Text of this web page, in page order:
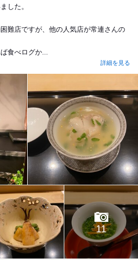
した。
難店ですが、他の人気店が常連さんの
食べログか...
詳細を見る
11